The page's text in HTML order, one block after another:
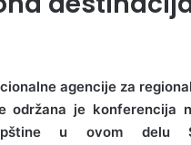
agencije za
održana je konferencija
u ovom delu